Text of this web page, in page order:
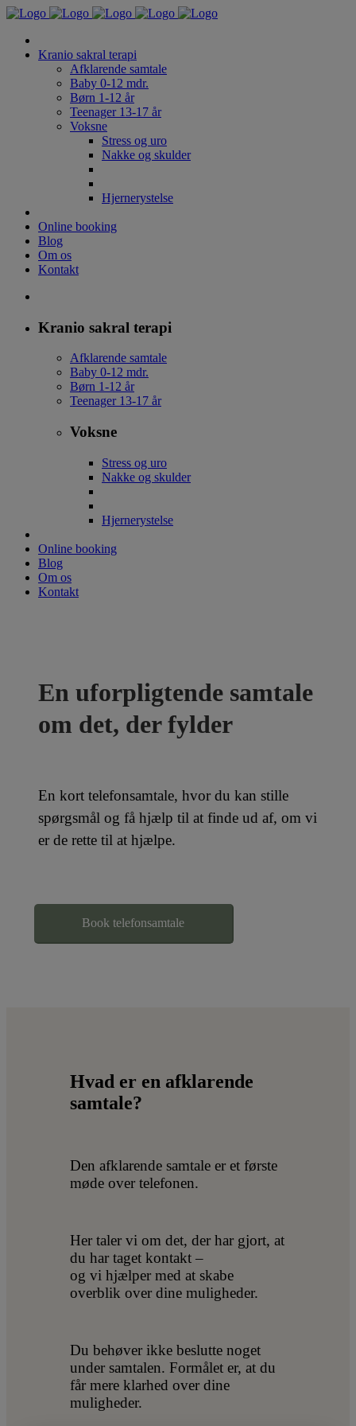
Kranio sakral terapi
Afklarende samtale
Baby 0-12 mdr.
Børn 1-12 år
Teenager 13-17 år
Voksne
Stress og uro
Nakke og skulder
Hjernerystelse
Online booking
Blog
Om os
Kontakt
Kranio sakral terapi
Afklarende samtale
Baby 0-12 mdr.
Børn 1-12 år
Teenager 13-17 år
Voksne
Stress og uro
Nakke og skulder
Hjernerystelse
Online booking
Blog
Om os
Kontakt
En uforpligtende samtale
om det, der fylder
En kort telefonsamtale, hvor du kan stille
spørgsmål og få hjælp til at finde ud af, om vi
er de rette til at hjælpe.
Book telefonsamtale
Hvad er en afklarende
samtale?
Den afklarende samtale er et første
møde over telefonen.
Her taler vi om det, der har gjort, at
du har taget kontakt –
og vi hjælper med at skabe
overblik over dine muligheder.
Du behøver ikke beslutte noget
under samtalen. Formålet er, at du
får mere klarhed over dine
muligheder.